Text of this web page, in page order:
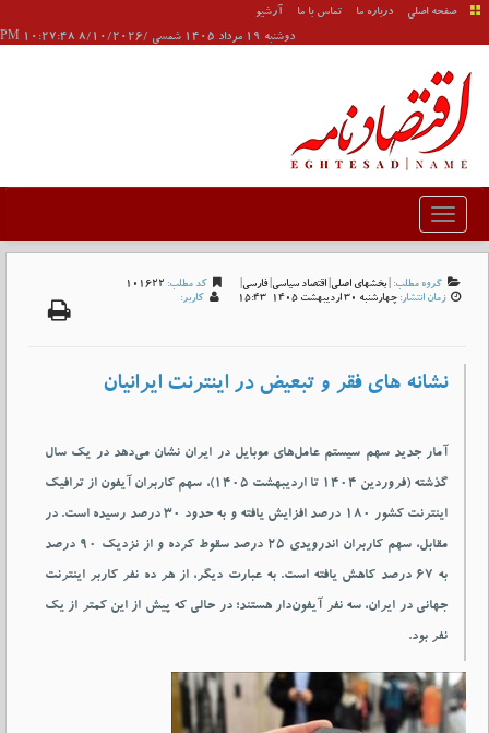
صفحه اصلی درباره ما تماس با ما
آرشیو
دوشنبه 19 مرداد 1405 شمسی /8/10/2026 10:27:48 PM
گروه مطلب: | بخشهای اصلی| اقتصاد سیاسی| فارسی| کد مطلب: 101622
زمان انتشار: چهارشنبه 30 ارديبهشت 1405-15:43 کاربر:
نشانه های فقر و تبعیض در اینترنت ایرانیان
آمار جدید سهم سیستم عامل‌های موبایل در ایران نشان می‌دهد در یک سال
گذشته (فروردین ۱۴۰۴ تا اردیبهشت ۱۴۰۵)، سهم کاربران آیفون از ترافیک
اینترنت کشور ۱۸۰ درصد افزایش یافته و به حدود ۳۰ درصد رسیده است. در
مقابل، سهم کاربران اندرویدی ۲۵ درصد سقوط کرده و از نزدیک ۹۰ درصد
به ۶۷ درصد کاهش یافته است. به عبارت دیگر، از هر ده نفر کاربر اینترنت
جهانی در ایران، سه نفر آیفون‌دار هستند؛ در حالی که پیش از این کمتر از یک
نفر بود.